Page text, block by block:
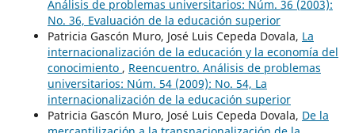
Análisis de problemas universitarios: Núm. 36 (2003):
No. 36, Evaluación de la educación superior
Patricia Gascón Muro, José Luis Cepeda Dovala, La
internacionalización de la educación y la economía del
conocimiento , Reencuentro. Análisis de problemas
universitarios: Núm. 54 (2009): No. 54, La
internacionalización de la educación superior
Patricia Gascón Muro, José Luis Cepeda Dovala, De la